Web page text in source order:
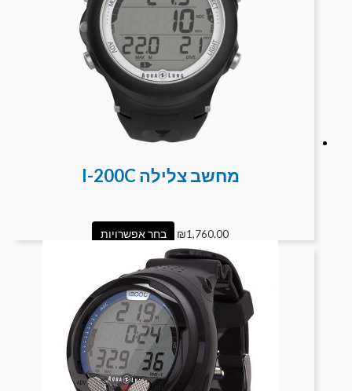
מחשב צלילה I-200C
₪1,760.00 בחר אפשרויות